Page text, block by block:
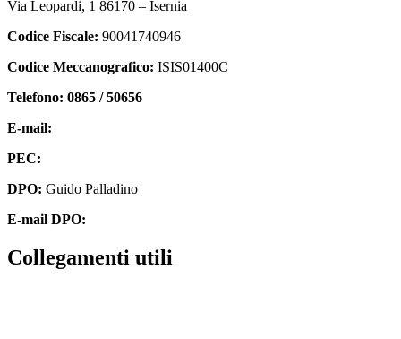
Via Leopardi, 1 86170 – Isernia
Codice Fiscale: 90041740946
Codice Meccanografico: ISIS01400C
Telefono: 0865 / 50656
E-mail:
PEC:
DPO: Guido Palladino
E-mail DPO:
collegamenti utili